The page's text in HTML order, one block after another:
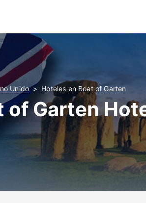
Unido Hoteles en Boat of Garten
of Garten